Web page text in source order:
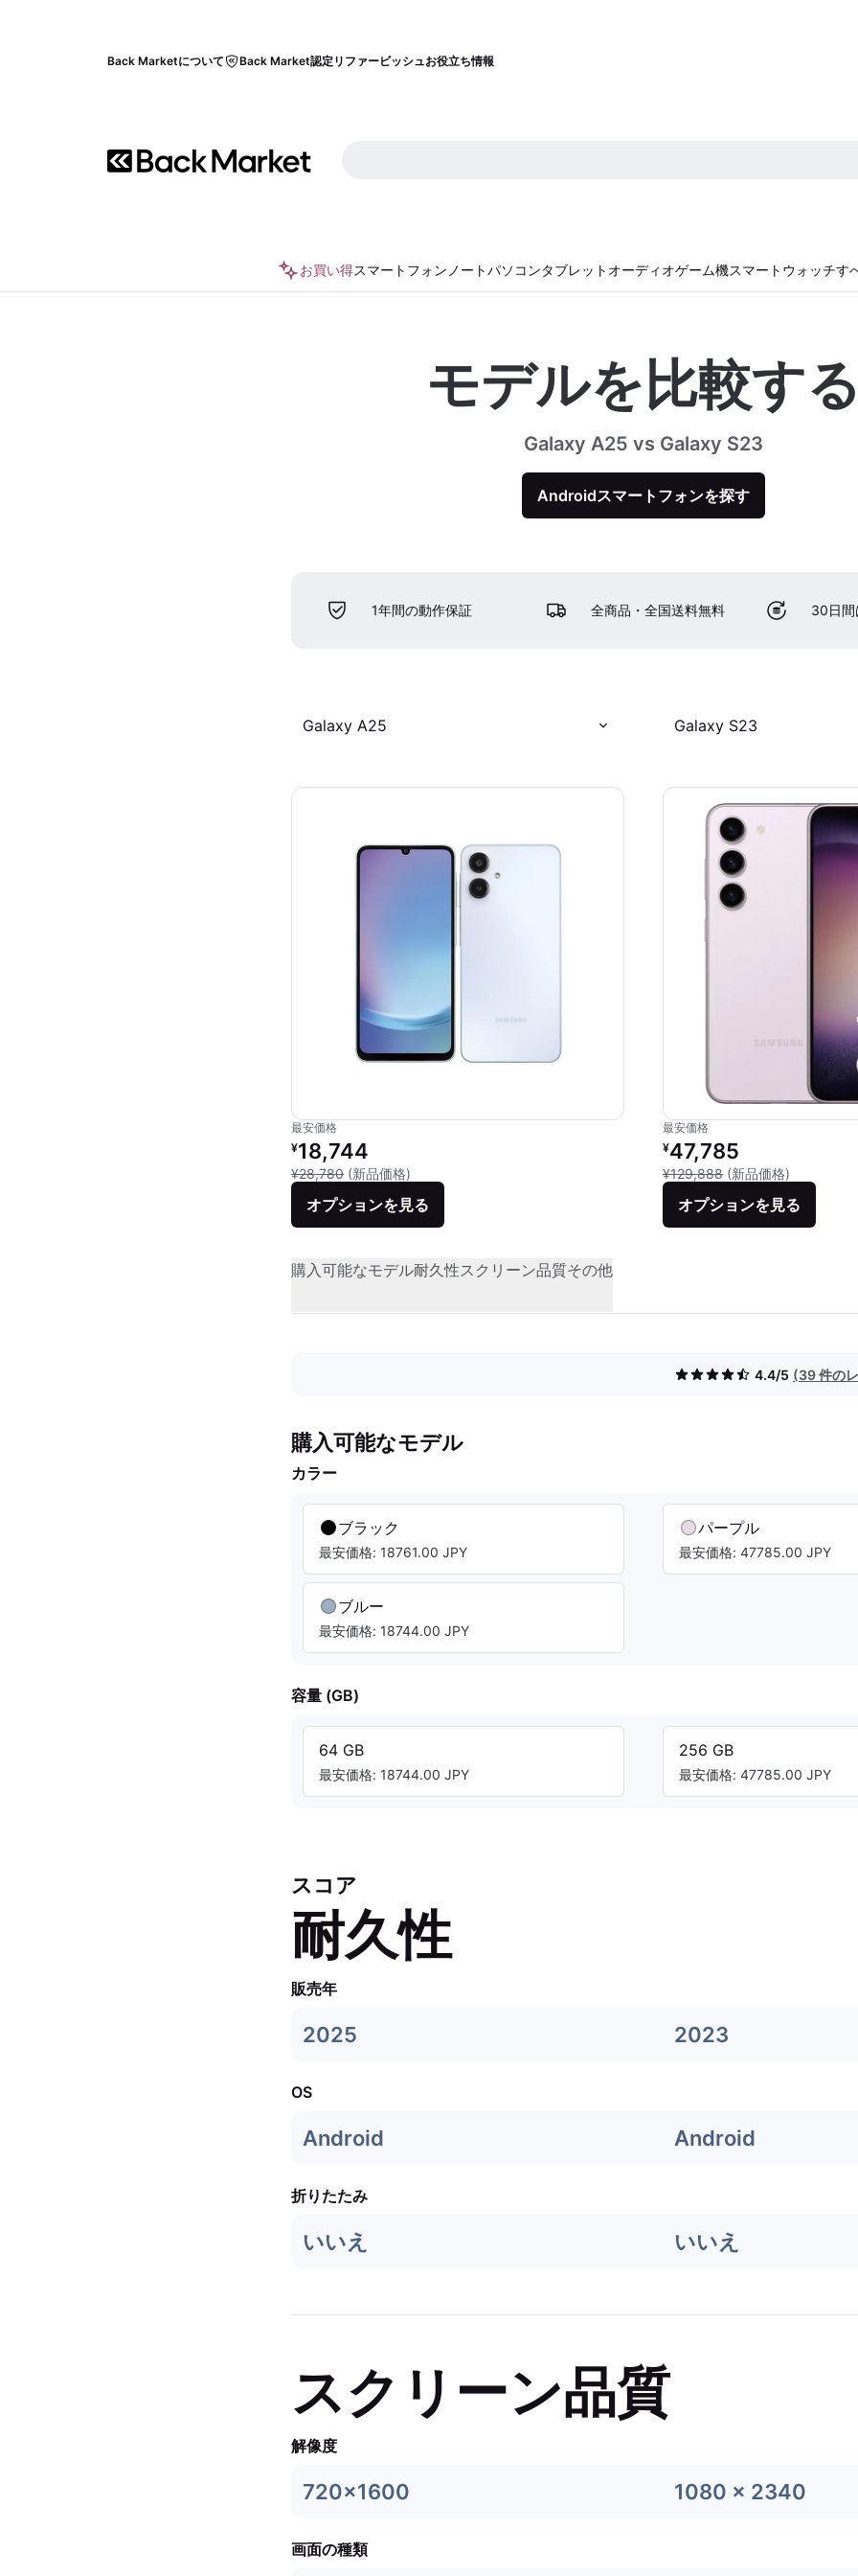
Back Marketについて Back Market認定リファービッシュお役立ち情報
お買い得スマートフォン ノートパソコンタブレット オーディオゲーム機スマートウォッチす
モデルを比較する
Galaxy A25 vs Galaxy S23
Androidスマートフォンを探す
1年間の動作保証 全商品・全国送料無料 30日間
Galaxy A25 Galaxy S23
最安価格
リファービッシュ品の価格：
¥18,744
¥28,780 (新品価格)
オプションを見る
最安価格
リファービッシュ品の価格：
¥47,785
¥129,888 (新品価格)
オプションを見る
購入可能なモデル耐久性スクリーン品質その他
4.4/5 (39 件の
購入可能なモデル
カラー
ブラック
最安価格: 18761.00 JPY
ブルー
最安価格: 18744.00 JPY
パープル
最安価格: 47785.00 JPY
容量 (GB)
64 GB
最安価格: 18744.00 JPY
256 GB
最安価格: 47785.00 JPY
スコア
耐久性
販売年
2025 2023
OS
Android Android
折りたたみ
いいえ いいえ
スクリーン品質
解像度
720x1600 1080 x 2340
画面の種類